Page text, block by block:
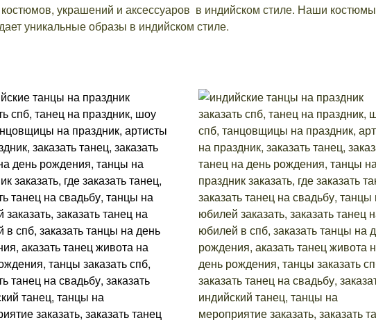
украшений и аксессуаров в индийском стиле. Наши костюмы
уникальные образы в индийском стиле.